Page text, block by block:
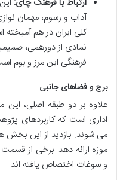
آداب و رسوم، مهمان
کلی ایران در هم
نمادی از دورهمی،
فرهنگی این مرز و بوم
برج و فضاهای جانبی
علاوه بر دو طبقه اصلی،
اداری است که کاربردهای
می شوند. بازدید از این بخش
موزه ارائه دهد. برخی از
و سوغات اختصاص یافته اند.